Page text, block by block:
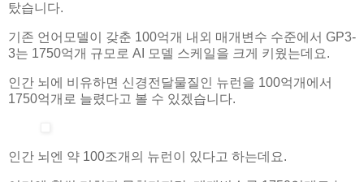
탔습니다.
기존 언어모델이 갖춘 100억개 내외 매개변수 수준에서 GP3-
3는 1750억개 규모로 AI 모델 스케일을 크게 키웠는데요.
인간 뇌에 비유하면 신경전달물질인 뉴런을 100억개에서
1750억개로 늘렸다고 볼 수 있겠습니다.
인간 뇌엔 약 100조개의 뉴런이 있다고 하는데요.